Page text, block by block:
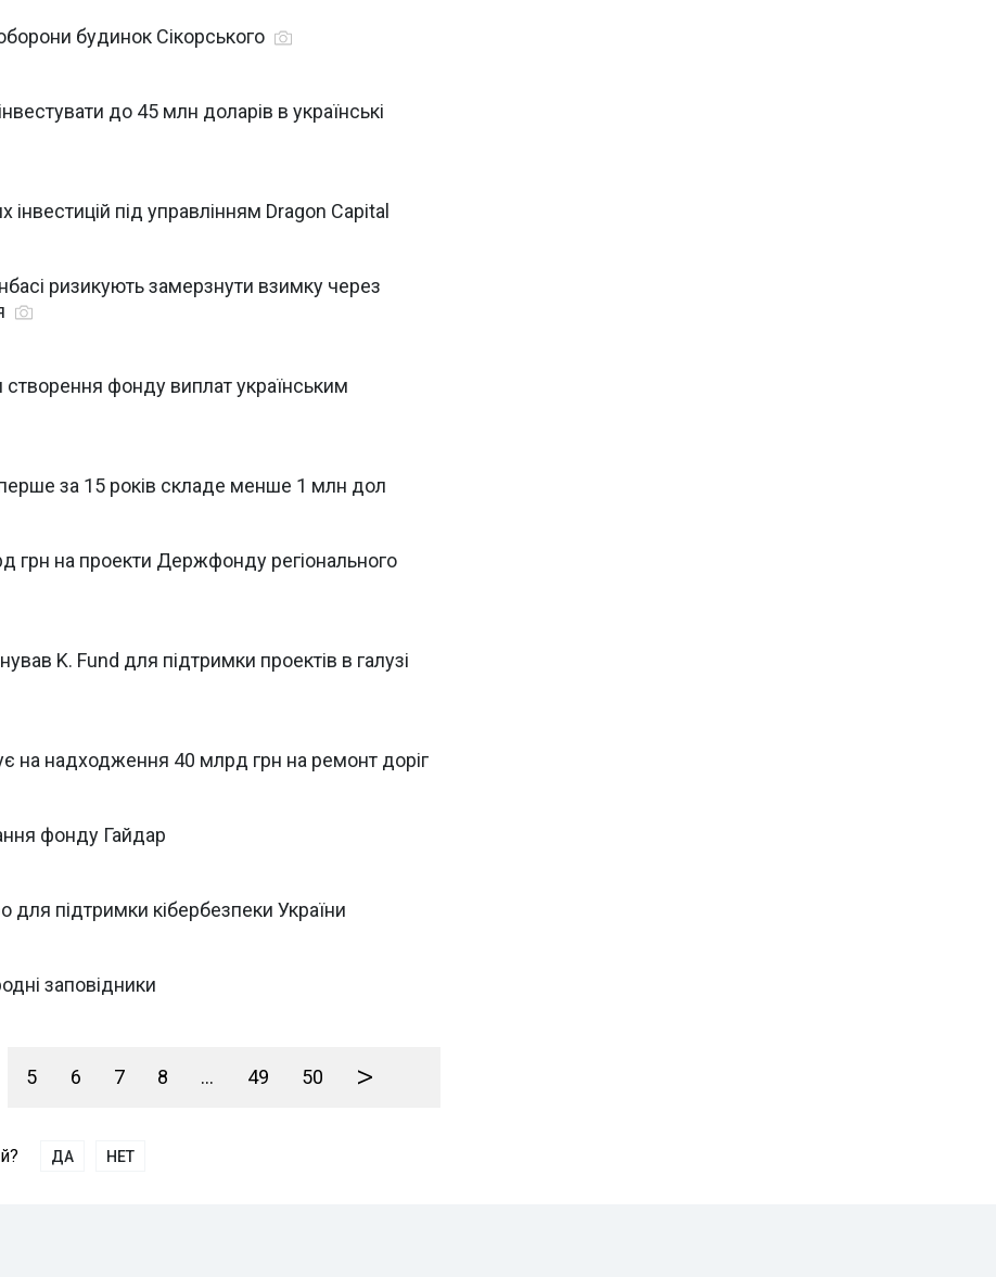
будинок Сікорського
до 45 млн доларів в українські
під управлінням Dragon Capital
ризикують замерзнути взимку через
створення фонду виплат українським
за 15 років складе менше 1 млн дол
грн на проекти Держфонду регіонального
K. Fund для підтримки проектів в галузі
на надходження 40 млрд грн на ремонт доріг
фонду Гайдар
для підтримки кібербезпеки України
заповідники
5 6 7 8 ... 49 50 >
ДА НЕТ